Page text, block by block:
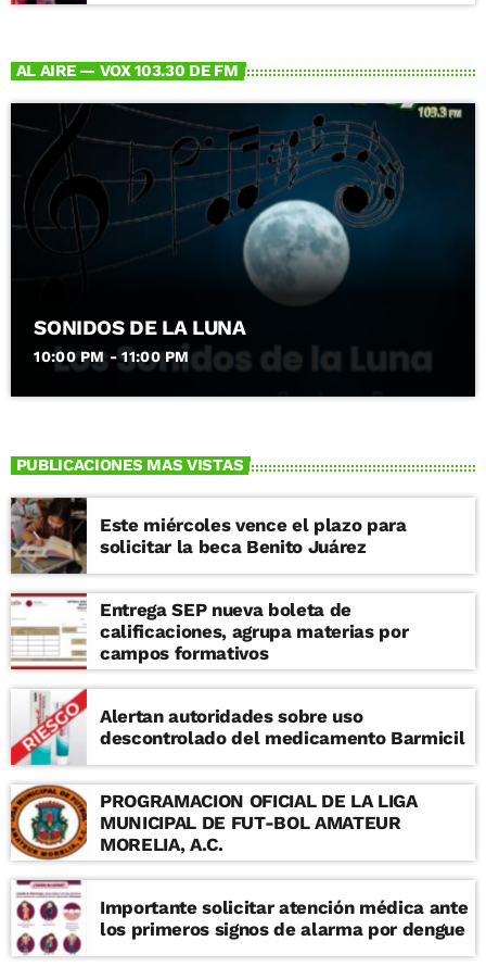
AL AIRE — VOX 103.30 DE FM
SONIDOS DE LA LUNA
10:00 PM - 11:00 PM
PUBLICACIONES MAS VISTAS
Este miércoles vence el plazo para
solicitar la beca Benito Juárez
Entrega SEP nueva boleta de
calificaciones, agrupa materias por
campos formativos
Alertan autoridades sobre uso
descontrolado del medicamento Barmicil
PROGRAMACION OFICIAL DE LA LIGA
MUNICIPAL DE FUT-BOL AMATEUR
MORELIA, A.C.
Importante solicitar atención médica ante
los primeros signos de alarma por dengue